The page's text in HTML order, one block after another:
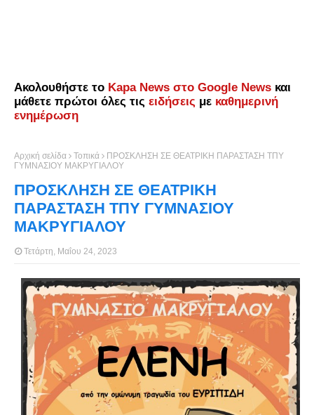
Ακολουθήστε το Kapa News στο Google News και
μάθετε πρώτοι όλες τις ειδήσεις με καθημερινή
ενημέρωση
Αρχική σελίδα Τοπικά
ΠΡΟΣΚΛΗΣΗ ΣΕ ΘΕΑΤΡΙΚΗ ΠΑΡΑΣΤΑΣΗ ΤΠΥ
ΓΥΜΝΑΣΙΟΥ ΜΑΚΡΥΓΙΑΛΟΥ
ΠΡΟΣΚΛΗΣΗ ΣΕ ΘΕΑΤΡΙΚΗ
ΠΑΡΑΣΤΑΣΗ ΤΠΥ ΓΥΜΝΑΣΙΟΥ
ΜΑΚΡΥΓΙΑΛΟΥ
Τετάρτη, Μαΐου 24, 2023